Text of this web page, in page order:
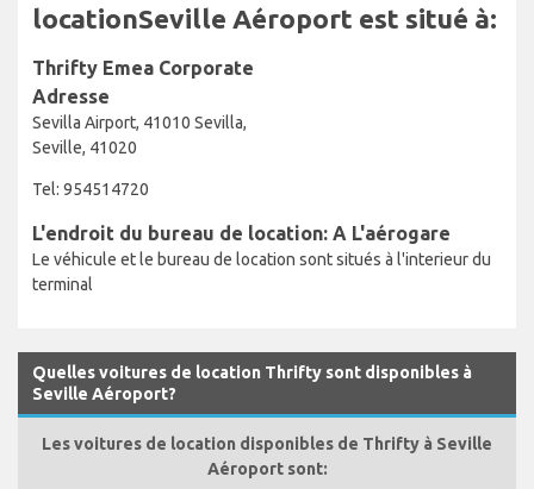
locationSeville Aéroport est situé à:
Thrifty Emea Corporate
Adresse
Sevilla Airport, 41010 Sevilla,
Seville, 41020
Tel: 954514720
L'endroit du bureau de location: A L'aérogare
Le véhicule et le bureau de location sont situés à l'interieur du
terminal
Quelles voitures de location Thrifty sont disponibles à
Seville Aéroport?
Les voitures de location disponibles de Thrifty à Seville
Aéroport sont: